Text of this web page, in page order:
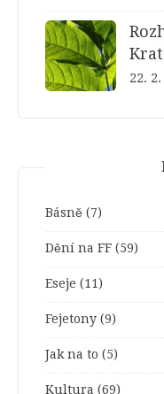
22.
Básně (7)
Dění na FF (59)
Eseje (11)
Fejetony (9)
Jak na to (5)
Kultura (69)